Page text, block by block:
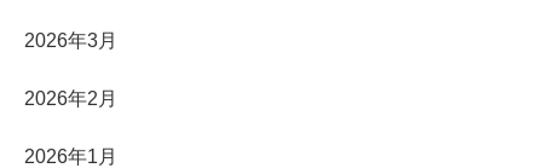
2026年3月
2026年2月
2026年1月